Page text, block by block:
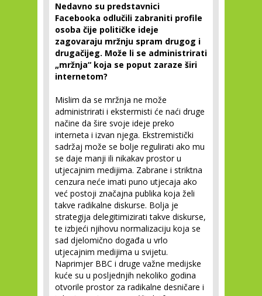
Nedavno su predstavnici
Facebooka odlučili zabraniti profile
osoba čije političke ideje
zagovaraju mržnju spram drugog i
drugačijeg. Može li se administrirati
„mržnja“ koja se poput zaraze širi
internetom?
Mislim da se mržnja ne može
administrirati i ekstermisti će naći druge
načine da šire svoje ideje preko
interneta i izvan njega. Ekstremistički
sadržaj može se bolje regulirati ako mu
se daje manji ili nikakav prostor u
utjecajnim medijima. Zabrane i striktna
cenzura neće imati puno utjecaja ako
već postoji značajna publika koja želi
takve radikalne diskurse. Bolja je
strategija delegitimizirati takve diskurse,
te izbjeći njihovu normalizaciju koja se
sad djelomično događa u vrlo
utjecajnim medijima u svijetu.
Naprimjer BBC i druge važne medijske
kuće su u posljednjih nekoliko godina
otvorile prostor za radikalne desničare i